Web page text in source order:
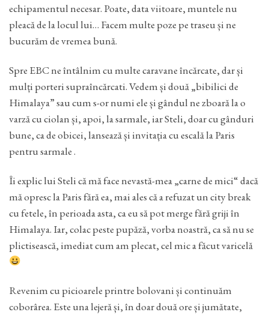
echipamentul necesar. Poate, data viitoare, muntele nu
pleacă de la locul lui… Facem multe poze pe traseu și ne
bucurăm de vremea bună.
Spre EBC ne întâlnim cu multe caravane încărcate, dar și
mulți porteri supraîncărcati. Vedem și două „bibilici de
Himalaya” sau cum s-or numi ele și gândul ne zboară la o
varză cu ciolan și, apoi, la sarmale, iar Steli, doar cu gânduri
bune, ca de obicei, lansează și invitația cu escală la Paris
pentru sarmale .
Îi explic lui Steli că mă face nevastă-mea „carne de mici“ dacă
mă opresc la Paris fără ea, mai ales că a refuzat un city break
cu fetele, în perioada asta, ca eu să pot merge fără griji în
Himalaya. Iar, colac peste pupăză, vorba noastră, ca să nu se
plictisească, imediat cum am plecat, cel mic a făcut varicelă
Revenim cu picioarele printre bolovani și continuăm
coborârea. Este una lejeră și, în doar două ore și jumătate,